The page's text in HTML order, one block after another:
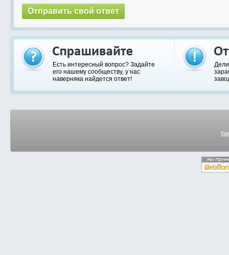
Есть интересный вопрос? Задайте
его нашему сообществу, у нас
наверняка найдется ответ!